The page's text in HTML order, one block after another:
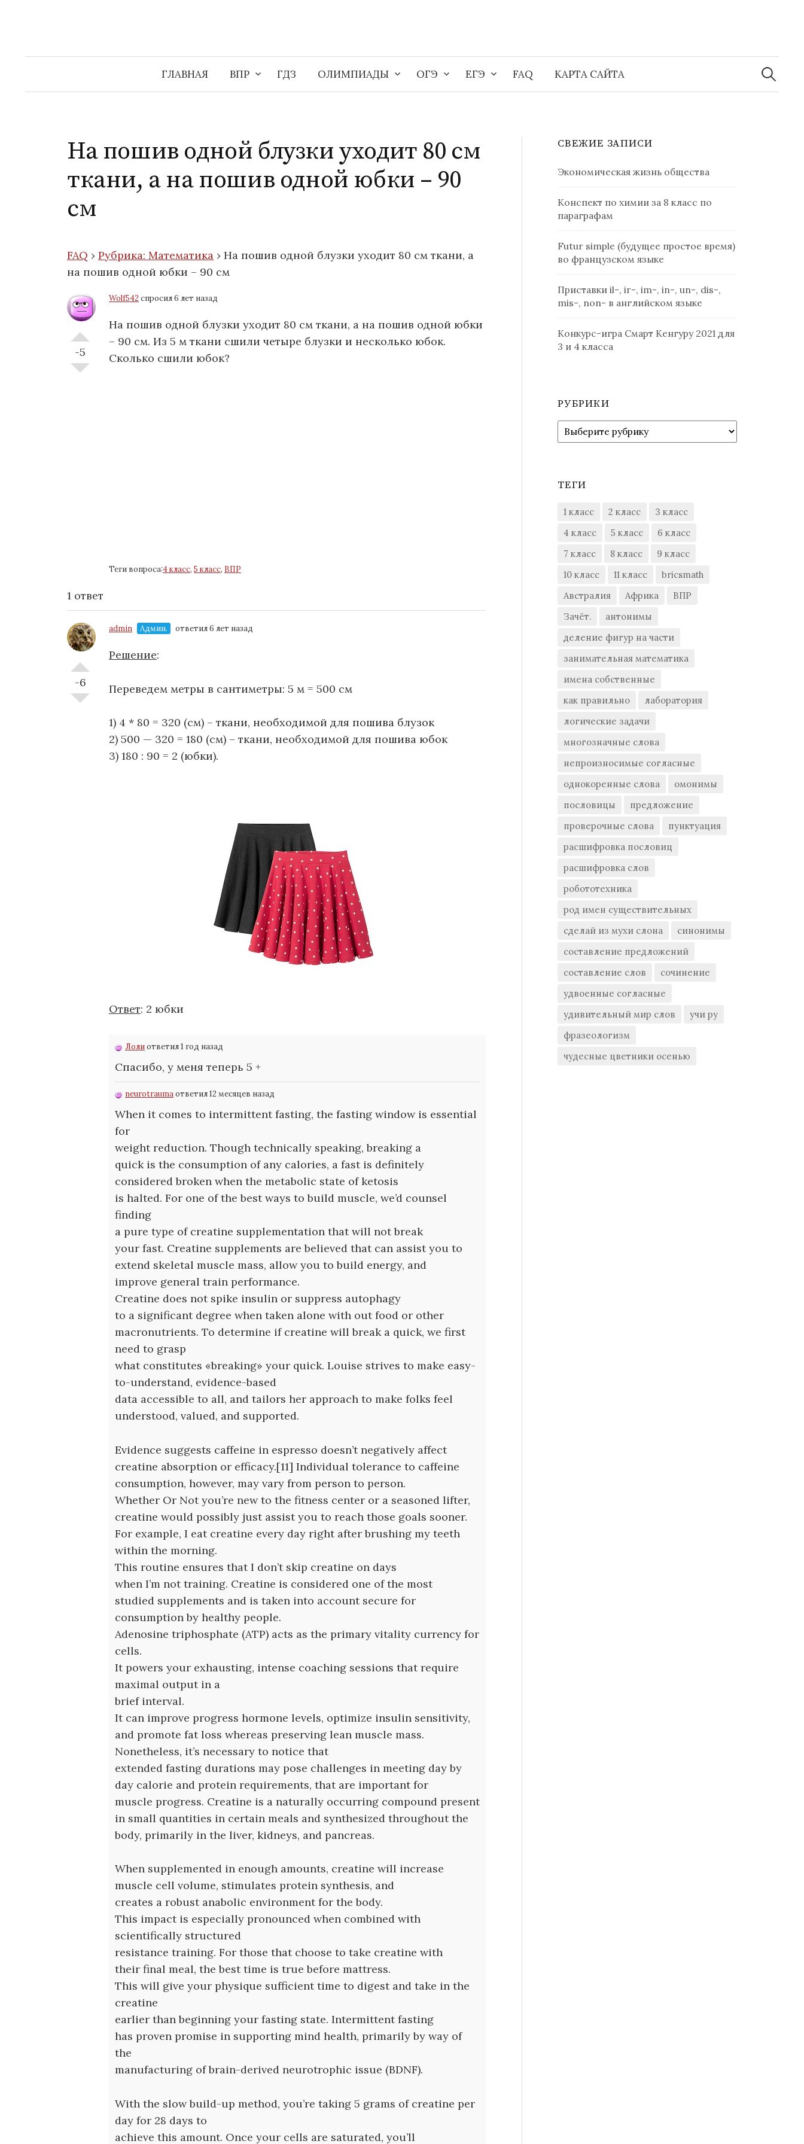
ГЛАВНАЯ ВПР ГДЗ ОЛИМПИАДЫ ОГЭ ЕГЭ FAQ КАРТА САЙТА
Найти:
На пошив одной блузки уходит 80 см
ткани, а на пошив одной юбки – 90
см
FAQ › Рубрика: Математика › На пошив одной блузки уходит 80 см ткани, а
на пошив одной юбки – 90 см
-5
Wolf542 спросил 6 лет назад
На пошив одной блузки уходит 80 см ткани, а на пошив одной юбки
– 90 см. Из 5 м ткани сшили четыре блузки и несколько юбок.
Сколько сшили юбок?
Теги вопроса:4 класс, 5 класс, ВПР
1 ответ
-6
admin Админ. ответил 6 лет назад
Решение:
Переведем метры в сантиметры: 5 м = 500 см
1) 4 * 80 = 320 (см) – ткани, необходимой для пошива блузок
2) 500 — 320 = 180 (см) – ткани, необходимой для пошива юбок
3) 180 : 90 = 2 (юбки).
Ответ: 2 юбки
Лолиответил 1 год назад
Спасибо, у меня теперь 5 +
neurotraumaответил 12 месяцев назад
When it comes to intermittent fasting, the fasting window is essential
for
weight reduction. Though technically speaking, breaking a
quick is the consumption of any calories, a fast is definitely
considered broken when the metabolic state of ketosis
is halted. For one of the best ways to build muscle, we’d counsel
finding
a pure type of creatine supplementation that will not break
your fast. Creatine supplements are believed that can assist you to
extend skeletal muscle mass, allow you to build energy, and
improve general train performance.
Creatine does not spike insulin or suppress autophagy
to a significant degree when taken alone with out food or other
macronutrients. To determine if creatine will break a quick, we first
need to grasp
what constitutes «breaking» your quick. Louise strives to make easy-
to-understand, evidence-based
data accessible to all, and tailors her approach to make folks feel
understood, valued, and supported.
Evidence suggests caffeine in espresso doesn’t negatively affect
creatine absorption or efficacy.[11] Individual tolerance to caffeine
consumption, however, may vary from person to person.
Whether Or Not you’re new to the fitness center or a seasoned lifter,
creatine would possibly just assist you to reach those goals sooner.
For example, I eat creatine every day right after brushing my teeth
within the morning.
This routine ensures that I don’t skip creatine on days
when I’m not training. Creatine is considered one of the most
studied supplements and is taken into account secure for
consumption by healthy people.
Adenosine triphosphate (ATP) acts as the primary vitality currency for
cells.
It powers your exhausting, intense coaching sessions that require
maximal output in a
brief interval.
It can improve progress hormone levels, optimize insulin sensitivity,
and promote fat loss whereas preserving lean muscle mass.
Nonetheless, it’s necessary to notice that
extended fasting durations may pose challenges in meeting day by
day calorie and protein requirements, that are important for
muscle progress. Creatine is a naturally occurring compound present
in small quantities in certain meals and synthesized throughout the
body, primarily in the liver, kidneys, and pancreas.
When supplemented in enough amounts, creatine will increase
muscle cell volume, stimulates protein synthesis, and
creates a robust anabolic environment for the body.
This impact is especially pronounced when combined with
scientifically structured
resistance training. For those that choose to take creatine with
their final meal, the best time is true before mattress.
This will give your physique sufficient time to digest and take in the
creatine
earlier than beginning your fasting state. Intermittent fasting
has proven promise in supporting mind health, primarily by way of
the
manufacturing of brain-derived neurotrophic issue (BDNF).
With the slow build-up method, you’re taking 5 grams of creatine per
day for 28 days to
achieve this amount. Once your cells are saturated, you’ll
СВЕЖИЕ ЗАПИСИ
Экономическая жизнь общества
Конспект по химии за 8 класс по
параграфам
Futur simple (будущее простое время)
во французском языке
Приставки il-, ir-, im-, in-, un-, dis-,
mis-, non- в английском языке
Конкурс-игра Смарт Кенгуру 2021 для
3 и 4 класса
РУБРИКИ
Рубрики
ТЕГИ
1 класс 2 класс
3 класс
4 класс
5 класс
6 класс
7 класс
8 класс
9 класс
10 класс
11 класс
bricsmath
Австралия
Африка
ВПР
Зачёт.
антонимы
деление фигур на части
занимательная математика
имена собственные
как правильно
лаборатория
логические задачи
многозначные слова
непроизносимые согласные
однокоренные слова
омонимы
пословицы
предложение
проверочные слова
пунктуация
расшифровка пословиц
расшифровка слов
робототехника
род имен существительных
сделай из мухи слона
синонимы
составление предложений
составление слов
сочинение
удвоенные согласные
удивительный мир слов
учи ру
фразеологизм
чудесные цветники осенью